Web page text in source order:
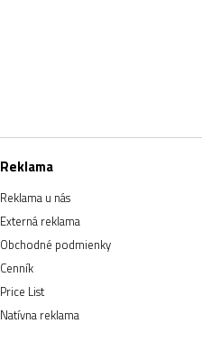
Reklama
Reklama u nás
Externá reklama
Obchodné podmienky
Cenník
Price List
Natívna reklama